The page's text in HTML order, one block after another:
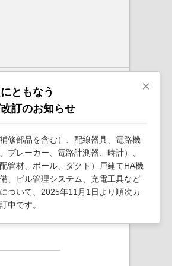
×
ともなう
訂のお知らせ
修部品を含む）、配線器具、電路機
ブレーカー、電路計測器、時計）、
管材、ポール、ダクト）戸建てHA機
、ビル管理システム、充電工具など
ついて、2025年11月1日より順次カ
中です。